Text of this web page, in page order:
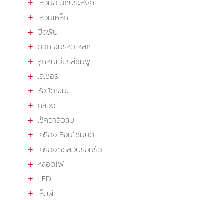
เลื่อยอเนกประสงค์
เลื่อยเหล็ก
มีดพับ
ดอกเจียรหัวเหล็ก
ลูกหินเจียรสีชมพู
เลเซอร์
ล้อวัดระยะ
กล้อง
เช็ควาล์วลม
เครื่องเลื่อยโซ่ยนต์
เครื่องทดสอบรอยรั่ว
หลอดไฟ
LED
เล็บผี